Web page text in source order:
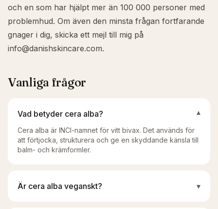
och en som har hjälpt mer än 100 000 personer med
problemhud. Om även den minsta frågan fortfarande
gnager i dig, skicka ett mejl till mig på
info@danishskincare.com.
Vanliga frågor
Vad betyder cera alba? ▾
Cera alba är INCI-namnet för vitt bivax. Det används för
att förtjocka, strukturera och ge en skyddande känsla till
balm- och krämformler.
Är cera alba veganskt? ▾